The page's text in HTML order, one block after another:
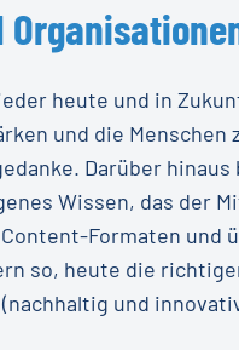
heute und in
und die Menschen
Darüber
Wissen, das der
Formaten und
so, heute die
und